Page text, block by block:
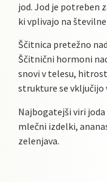
jod. Jod je potreben
ki vplivajo na
Ščitnica pretežno
Ščitnični hormoni
snovi v telesu,
strukture se vključijo
Najbogatejši viri
mlečni izdelki,
zelenjava.